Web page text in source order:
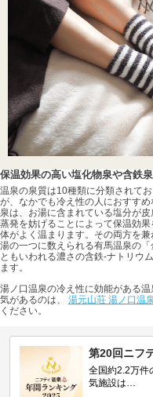
保温効果の高い塩化物泉や含鉄
温泉の泉質は10種類に分類されて
が、なかでも冷え性の人におすす
泉は、お湯に含まれている塩分が
蒸発を妨げることによって保温効
体がよく温まります。その両方を
湯の一つに数えられる有馬温泉の「
ともいわれる濃さの含鉄-ナトリウ
ます。
湯ノ口温泉の冷え性に効能がある
気があるのは、 湯元山荘 湯ノ口温
ください。
第20回ニフ
全国約2.2万件
気施設は…